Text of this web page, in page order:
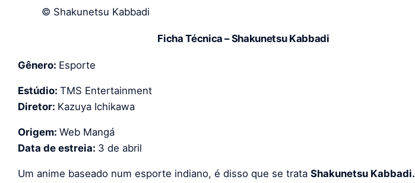
© Shakunetsu Kabbadi
Ficha Técnica – Shakunetsu Kabbadi
Gênero: Esporte
Estúdio: TMS Entertainment
Diretor: Kazuya Ichikawa
Origem: Web Mangá
Data de estreia: 3 de abril
Um anime baseado num esporte indiano, é disso que se trata Shakunetsu Kabbadi.